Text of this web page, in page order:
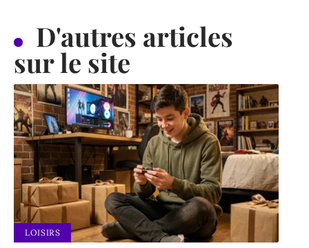
D'autres articles
sur le site
LOISIRS